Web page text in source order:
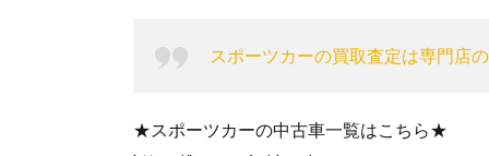
スポーツカーの買取査定は専門店
★スポーツカーの中古車一覧はこちら★